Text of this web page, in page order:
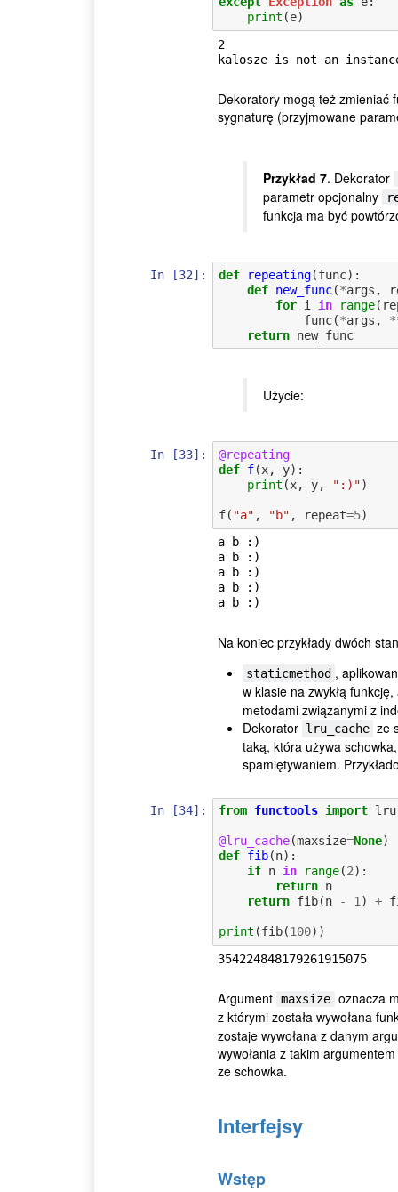
print (e)
2
Dekoratory mogą też zmieniać
sygnaturę (przyjmowane
Przykład 7. Dekorator
parametr opcjonalny
funkcja ma być
In [32]: def repeating(func):
def new_func(*args ,
for i in range(
func(*args ,
return new_func
Użycie:
In [33]:
@repeating
def f(x, y):
print (x, y, ":)")
f( "a" , "b" , repeat=5)
a b :)
a b :)
a b :)
a b :)
Na koniec przykłady dwóch
staticmethod ,
w klasie na zwykłą
metodami związanymi z
Dekorator lru_cache ze
taką, która używa
spamiętywaniem.
In [34]: from functools import
@lru_cache(maxsize=None)
def fib(n):
if n in range(2):
return n
return fib(n - 1) +
print (fib(100))
354224848179261915075
Argument maxsize oznacza
z którymi została wywołana
zostaje wywołana z danym
wywołania z takim
ze schowka.
Interfejsy
Wstęp